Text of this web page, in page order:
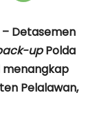
– Detasemen
upPolda
menangkap
Pelalawan,